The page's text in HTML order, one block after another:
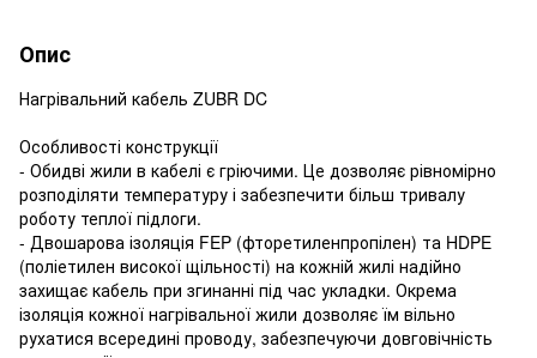
Опис
Нагрівальний кабель ZUBR DC
Особливості конструкції
- Обидві жили в кабелі є гріючими. Це дозволяє рівномірно
розподіляти температуру і забезпечити більш тривалу
роботу теплої підлоги.
- Двошарова ізоляція FEP (фторетиленпропілен) та HDPE
(поліетилен високої щільності) на кожній жилі надійно
захищає кабель при згинанні під час укладки. Окрема
ізоляція кожної нагрівальної жили дозволяє їм вільно
рухатися всередині проводу, забезпечуючи довговічність